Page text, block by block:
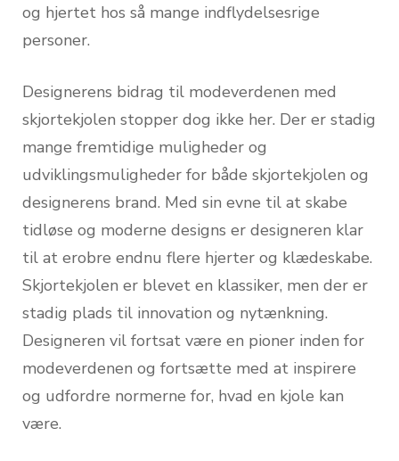
og hjertet hos så mange indflydelsesrige
personer.
Designerens bidrag til modeverdenen med
skjortekjolen stopper dog ikke her. Der er stadig
mange fremtidige muligheder og
udviklingsmuligheder for både skjortekjolen og
designerens brand. Med sin evne til at skabe
tidløse og moderne designs er designeren klar
til at erobre endnu flere hjerter og klædeskabe.
Skjortekjolen er blevet en klassiker, men der er
stadig plads til innovation og nytænkning.
Designeren vil fortsat være en pioner inden for
modeverdenen og fortsætte med at inspirere
og udfordre normerne for, hvad en kjole kan
være.